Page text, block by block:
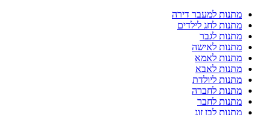
מתנות למעבר דירה
מתנות לחג לילדים
מתנות לגבר
מתנות לאישה
מתנות לאמא
מתנות לאבא
מתנות ליולדת
מתנות לחברה
מתנות לחבר
מתנות לבן זוג